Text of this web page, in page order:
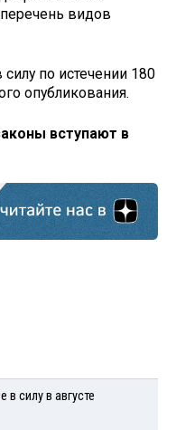
видов
по истечении 180
опубликования.
вступают в
силу в августе